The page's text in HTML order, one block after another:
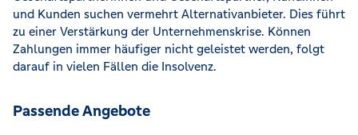
und Kunden suchen vermehrt Alternativanbieter. Dies führt
zu einer Verstärkung der Unternehmenskrise. Können
Zahlungen immer häufiger nicht geleistet werden, folgt
darauf in vielen Fällen die Insolvenz.
Passende Angebote